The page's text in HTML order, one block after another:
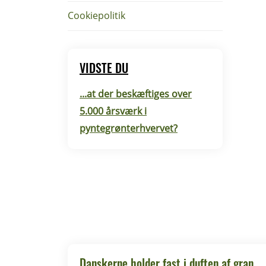
Cookiepolitik
VIDSTE DU
...at der beskæftiges over
5.000 årsværk i
pyntegrønterhvervet?